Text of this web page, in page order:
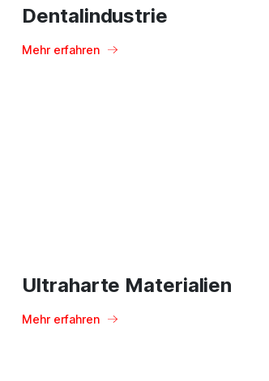
Dentalindustrie
Mehr erfahren
Ultraharte Materialien
Mehr erfahren